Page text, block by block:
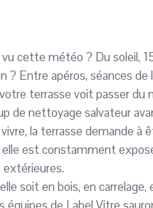
cette météo ? Du soleil,
? Entre apéros, séances
terrasse voit passer du
de nettoyage salvateur
la terrasse demande à
est constamment
soit en bois, en carrelage,